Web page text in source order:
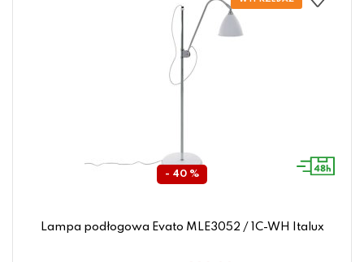
- 40 %
Lampa podłogowa Evato MLE3052 / 1C-WH Italux